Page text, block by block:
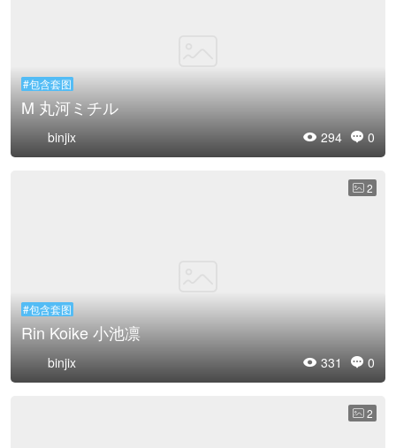
#包含套图
M 丸河ミチル
 294  0
binjix
 2
#包含套图
Rin Koike 小池凛
 331  0
binjix
 2